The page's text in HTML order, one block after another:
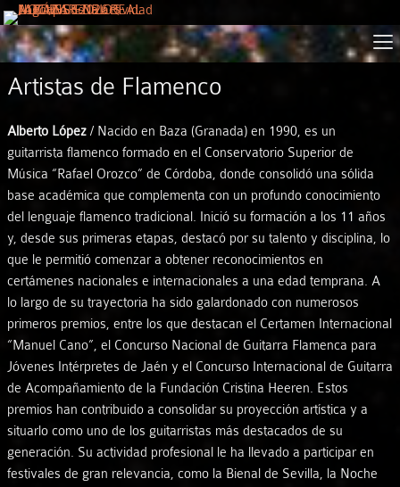
Artistas de Flamenco
Alberto López / Nacido en Baza (Granada) en 1990, es un
guitarrista flamenco formado en el Conservatorio Superior de
Música “Rafael Orozco” de Córdoba, donde consolidó una sólida
base académica que complementa con un profundo conocimiento
del lenguaje flamenco tradicional. Inició su formación a los 11 años
y, desde sus primeras etapas, destacó por su talento y disciplina, lo
que le permitió comenzar a obtener reconocimientos en
certámenes nacionales e internacionales a una edad temprana. A
lo largo de su trayectoria ha sido galardonado con numerosos
primeros premios, entre los que destacan el Certamen Internacional
“Manuel Cano”, el Concurso Nacional de Guitarra Flamenca para
Jóvenes Intérpretes de Jaén y el Concurso Internacional de Guitarra
de Acompañamiento de la Fundación Cristina Heeren. Estos
premios han contribuido a consolidar su proyección artística y a
situarlo como uno de los guitarristas más destacados de su
generación. Su actividad profesional le ha llevado a participar en
festivales de gran relevancia, como la Bienal de Sevilla, la Noche